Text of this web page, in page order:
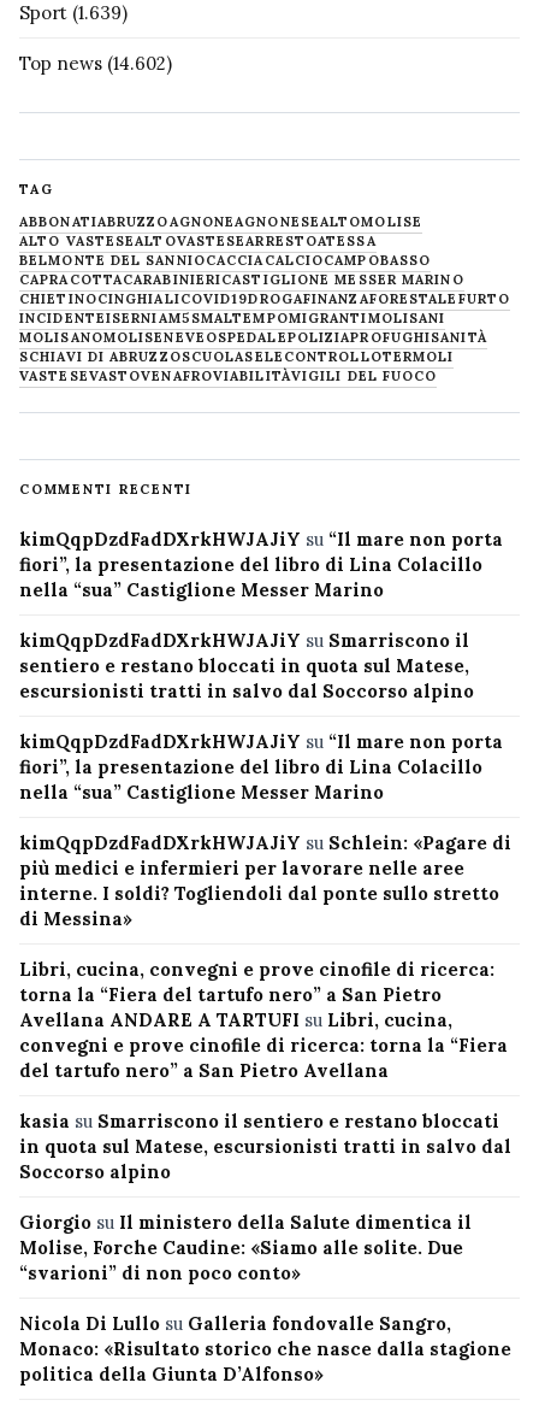
Sport (1.639)
Top news (14.602)
TAG
ABBONATIABRUZZOAGNONEAGNONESEALTOMOLISE
ALTO VASTESEALTOVASTESEARRESTOATESSA
BELMONTE DEL SANNIOCACCIACALCIOCAMPOBASSO
CAPRACOTTACARABINIERICASTIGLIONE MESSER MARINO
CHIETINOCINGHIALICOVID19DROGAFINANZAFORESTALE FURTO
INCIDENTEISERNIAM5SMALTEMPOMIGRANTIMOLISANI
MOLISANOMOLISENEVE OSPEDALEPOLIZIAPROFUGHISANITÀ
SCHIAVI DI ABRUZZOSCUOLASELECONTROLLOTERMOLI
VASTESEVASTOVENAFROVIABILITÀVIGILI DEL FUOCO
COMMENTI RECENTI
kimQqpDzdFadDXrkHWJAJiY su “Il mare non porta
fiori”, la presentazione del libro di Lina Colacillo
nella “sua” Castiglione Messer Marino
kimQqpDzdFadDXrkHWJAJiY su Smarriscono il
sentiero e restano bloccati in quota sul Matese,
escursionisti tratti in salvo dal Soccorso alpino
kimQqpDzdFadDXrkHWJAJiY su “Il mare non porta
fiori”, la presentazione del libro di Lina Colacillo
nella “sua” Castiglione Messer Marino
kimQqpDzdFadDXrkHWJAJiY su Schlein: «Pagare di
più medici e infermieri per lavorare nelle aree
interne. I soldi? Togliendoli dal ponte sullo stretto
di Messina»
Libri, cucina, convegni e prove cinofile di ricerca:
torna la “Fiera del tartufo nero” a San Pietro
Avellana ANDARE A TARTUFI su Libri, cucina,
convegni e prove cinofile di ricerca: torna la “Fiera
del tartufo nero” a San Pietro Avellana
kasia su Smarriscono il sentiero e restano bloccati
in quota sul Matese, escursionisti tratti in salvo dal
Soccorso alpino
Giorgio su Il ministero della Salute dimentica il
Molise, Forche Caudine: «Siamo alle solite. Due
“svarioni” di non poco conto»
Nicola Di Lullo su Galleria fondovalle Sangro,
Monaco: «Risultato storico che nasce dalla stagione
politica della Giunta D’Alfonso»